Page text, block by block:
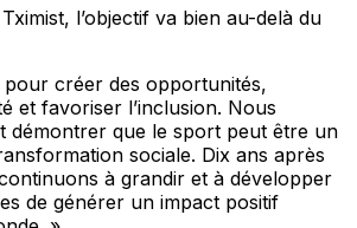
l’objectif va bien au-delà du
créer des opportunités,
et favoriser l’inclusion. Nous
démontrer que le sport peut être un
sociale. Dix ans après
à grandir et à développer
de générer un impact positif